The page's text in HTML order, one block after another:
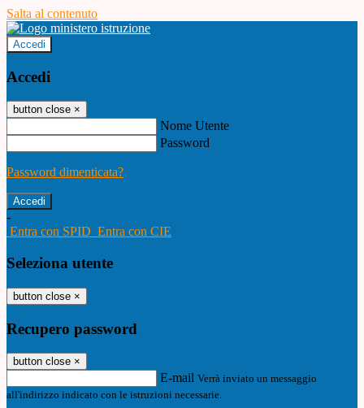
Salta al contenuto
Accedi
Accedi
button close ×
Nome Utente
Password
Password dimenticata?
-
Entra con SPID Entra con CIE
Seleziona utente
button close ×
Recupero password
button close ×
E-mail Verrà inviato un messaggio
all'indirizzo indicato con le istruzioni necessarie.